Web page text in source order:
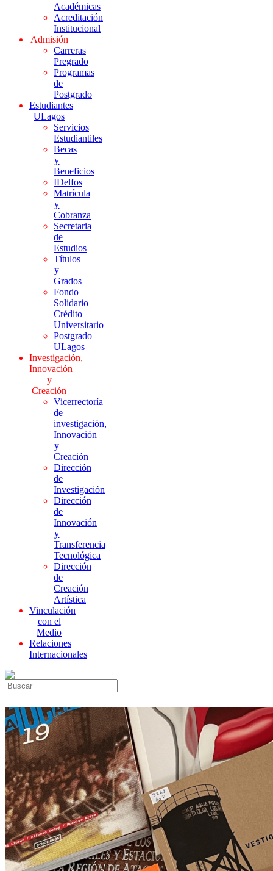
Académicas
Acreditación
Institucional
Admisión
Carreras
Pregrado
Programas
de
Postgrado
Estudiantes
ULagos
Servicios
Estudiantiles
Becas
y
Beneficios
IDelfos
Matrícula
y
Cobranza
Secretaria
de
Estudios
Títulos
y
Grados
Fondo
Solidario
Crédito
Universitario
Postgrado
ULagos
Investigación,
Innovación
y
Creación
Vicerrectoría
de
investigación,
Innovación
y
Creación
Dirección
de
Investigación
Dirección
de
Innovación
y
Transferencia
Tecnológica
Dirección
de
Creación
Artística
Vinculación
con el
Medio
Relaciones
Internacionales